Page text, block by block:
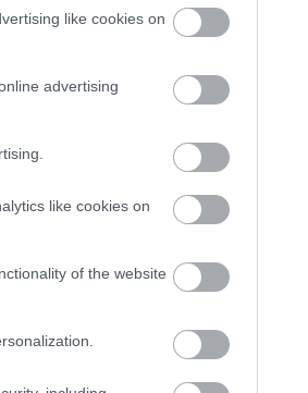
like cookies on
advertising
like cookies on
of the website
νόσου,
θα